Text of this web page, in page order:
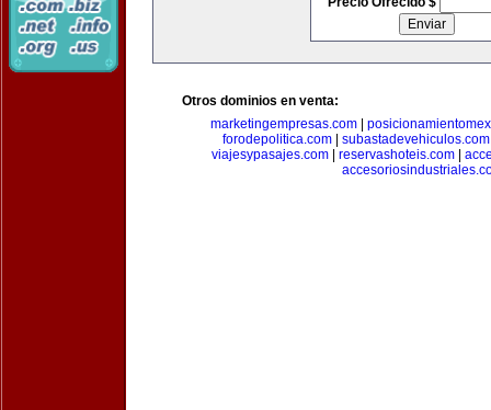
Otros dominios en venta:
marketingempresas.com
forodepolitica.com| subastadevehiculos.com
viajesypasajes.com
reservashoteis.com